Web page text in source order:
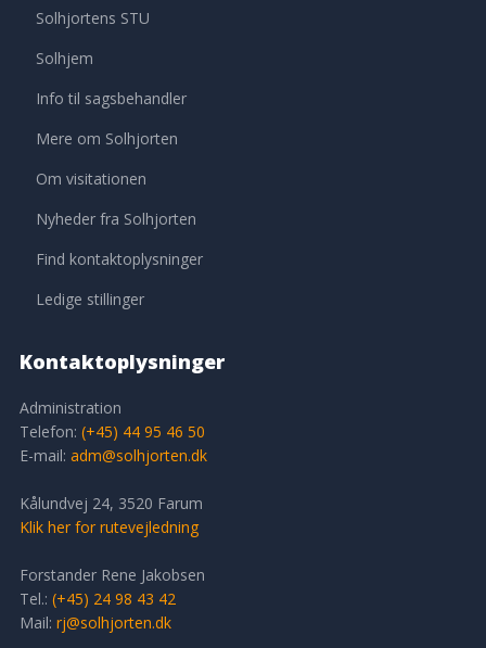
Solhjortens STU​
Solhjem
Info til sagsbehandler
Mere om Solhjorten
Om visitationen​
Nyheder fra Solhjorten
Find kontaktoplysninger
Ledige stillinger
Kontaktoplysninger​
Administration
Telefon: (+45) 44 95 46 50
E-mail: adm@solhjorten.dk
Kålundvej 24, 3520 Farum
Klik her for rutevejledning
Forstander Rene Jakobsen
Tel.: ​ (+45) 24 98 43 42
Mail: rj@solhjorten.dk